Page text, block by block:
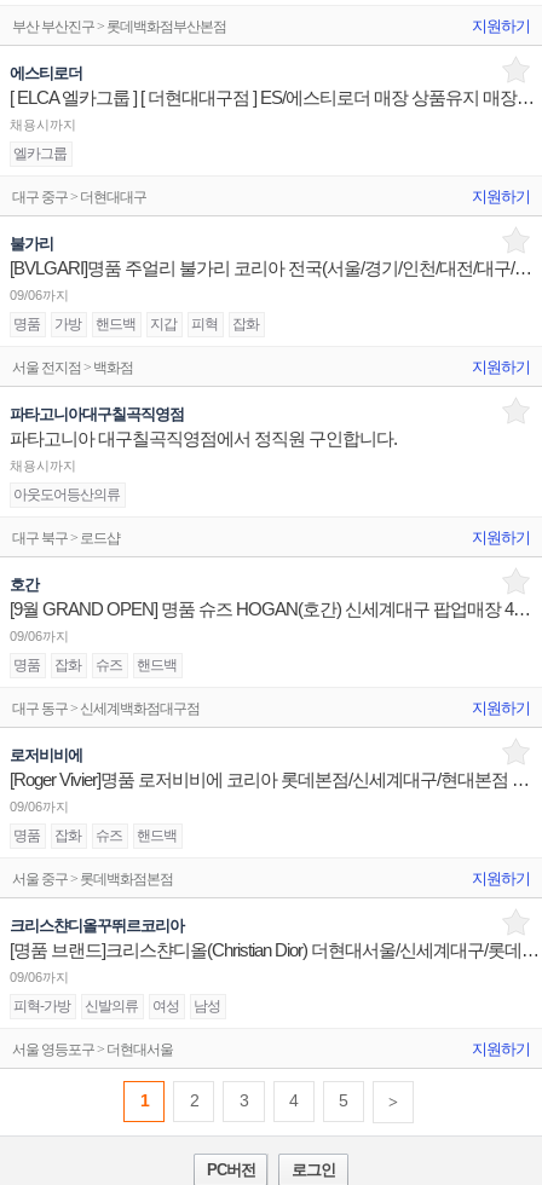
부산 부산진구 > 롯데백화점부산본점 지원하기
에스티로더
[ ELCA 엘카그룹 ] [ 더현대대구점 ] ES/에스티로더 매장 상품유지 매장판매사원
채용시까지
엘카그룹
대구 중구 > 더현대대구 지원하기
불가리
[BVLGARI]명품 주얼리 불가리 코리아 전국(서울/경기/인천/대전/대구/광주/부산) 점장/부점장/판매사원
09/06까지
명품 가방 핸드백 지갑 피혁 잡화
서울 전지점 > 백화점 지원하기
파타고니아대구칠곡직영점
파타고니아 대구칠곡직영점에서 정직원 구인합니다.
채용시까지
아웃도어등산의류
대구 북구 > 로드샵 지원하기
호간
[9월 GRAND OPEN] 명품 슈즈 HOGAN(호간) 신세계대구 팝업매장 4개월 계약직 판매사원 채용
09/06까지
명품 잡화 슈즈 핸드백
대구 동구 > 신세계백화점대구점 지원하기
로저비비에
[Roger Vivier]명품 로저비비에 코리아 롯데본점/신세계대구/현대본점 판매사원 채용
09/06까지
명품 잡화 슈즈 핸드백
서울 중구 > 롯데백화점본점 지원하기
크리스챤디올꾸뛰르코리아
[명품 브랜드]크리스챤디올(Christian Dior) 더현대서울/신세계대구/롯데본점 판매사원 채용
09/06까지
피혁-가방 신발의류 여성 남성
서울 영등포구 > 더현대서울 지원하기
1 2 3 4 5 >
PC버전 로그인